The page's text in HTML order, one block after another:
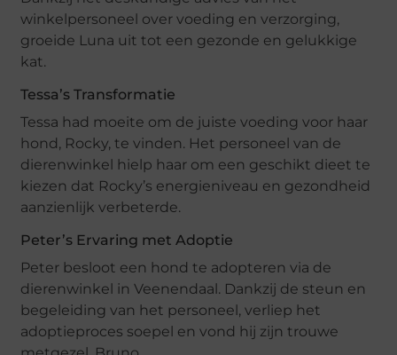
winkelpersoneel over voeding en verzorging,
groeide Luna uit tot een gezonde en gelukkige
kat.
Tessa’s Transformatie
Tessa had moeite om de juiste voeding voor haar
hond, Rocky, te vinden. Het personeel van de
dierenwinkel hielp haar om een geschikt dieet te
kiezen dat Rocky’s energieniveau en gezondheid
aanzienlijk verbeterde.
Peter’s Ervaring met Adoptie
Peter besloot een hond te adopteren via de
dierenwinkel in Veenendaal. Dankzij de steun en
begeleiding van het personeel, verliep het
adoptieproces soepel en vond hij zijn trouwe